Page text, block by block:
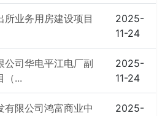
业务用房建设项目
2025-
11-24
公司华电平江电厂副
（...
2025-
11-24
有限公司鸿富商业中
2025-